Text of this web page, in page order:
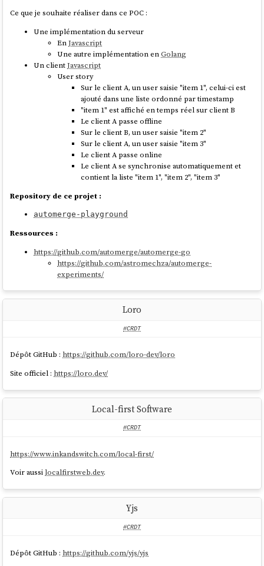
Ce que je souhaite réaliser dans ce POC :
Une implémentation du serveur
EnJavascript
Une autre implémentation enGolang
Un clientJavascript
User story
Sur le client A, un user saisie "item 1", celui-ci est
ajouté dans une liste ordonné par timestamp
"item 1" est affiché en temps réel sur client B
Le client A passe offline
Sur le client B, un user saisie "item 2"
Sur le client A, un user saisie "item 3"
Le client A passe online
Le client A se synchronise automatiquement et
contient la liste "item 1", "item 2", "item 3"
Repository de ce projet :
automerge-playground
Ressources :
https://github.com/automerge/automerge-go
https://github.com/astromechza/automerge-
experiments/
Loro
#CRDT
Dépôt GitHub : https://github.com/loro-dev/loro
Site officiel : https://loro.dev/
Local-first Software
#CRDT
https://www.inkandswitch.com/local-first/
Voir aussi localfirstweb.dev.
Yjs
#CRDT
Dépôt GitHub : https://github.com/yjs/yjs